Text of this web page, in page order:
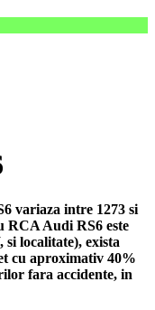
variaza intre 1273 si
RCA Audi RS6 este
localitate), exista
cu aproximativ 40%
fara accidente, in